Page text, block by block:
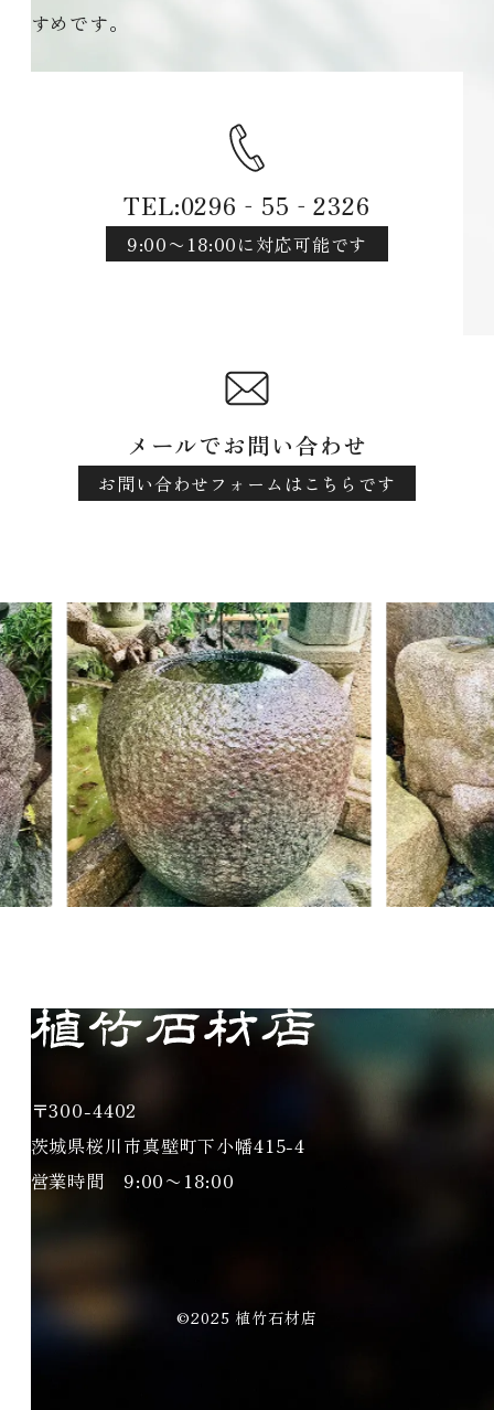
すめです。
TEL:0296‐55‐2326
9:00〜18:00に対応可能です
メールでお問い合わせ
お問い合わせフォームはこちらです
〒300-4402
茨城県桜川市真壁町下小幡415-4
営業時間 9:00〜18:00
©2025 植竹石材店